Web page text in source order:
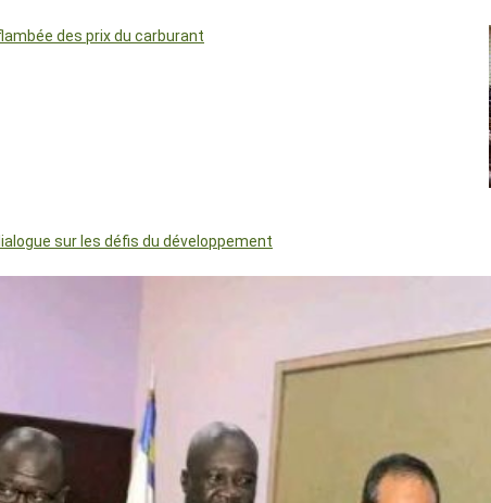
des prix du carburant
sur les défis du développement